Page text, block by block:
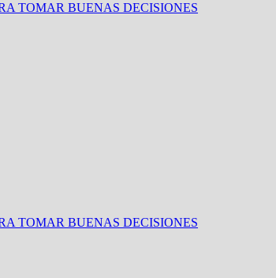
TOMAR BUENAS DECISIONES
TOMAR BUENAS DECISIONES